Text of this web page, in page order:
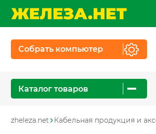
Собрать компьютер
Каталог товаров
zheleza.net Кабельная продукция и